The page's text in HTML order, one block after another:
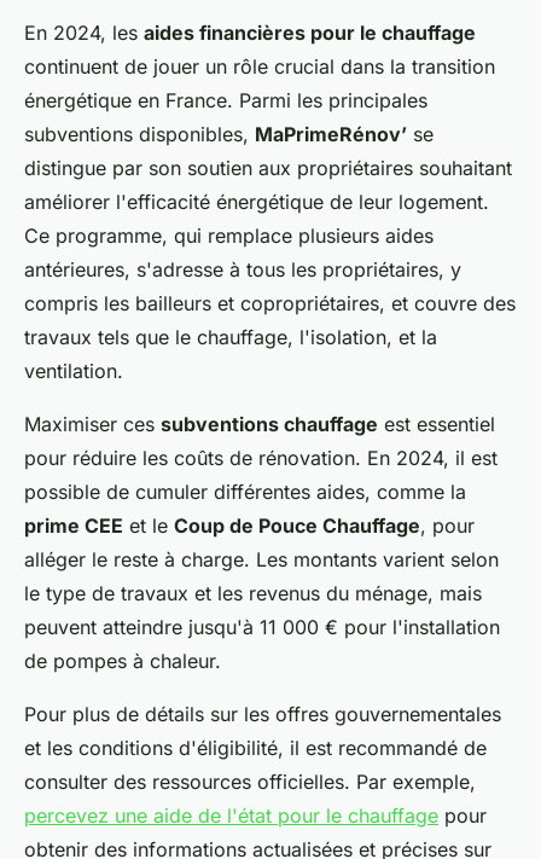
En 2024, les aides financières pour le chauffage
continuent de jouer un rôle crucial dans la transition
énergétique en France. Parmi les principales
subventions disponibles, MaPrimeRénov’ se
distingue par son soutien aux propriétaires souhaitant
améliorer l'efficacité énergétique de leur logement.
Ce programme, qui remplace plusieurs aides
antérieures, s'adresse à tous les propriétaires, y
compris les bailleurs et copropriétaires, et couvre des
travaux tels que le chauffage, l'isolation, et la
ventilation.
Maximiser ces subventions chauffage est essentiel
pour réduire les coûts de rénovation. En 2024, il est
possible de cumuler différentes aides, comme la
prime CEE et le Coup de Pouce Chauffage, pour
alléger le reste à charge. Les montants varient selon
le type de travaux et les revenus du ménage, mais
peuvent atteindre jusqu'à 11 000 € pour l'installation
de pompes à chaleur.
Pour plus de détails sur les offres gouvernementales
et les conditions d'éligibilité, il est recommandé de
consulter des ressources officielles. Par exemple,
percevez une aide de l'état pour le chauffage pour
obtenir des informations actualisées et précises sur